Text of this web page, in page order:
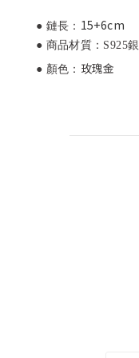
● 鏈長： 15+6cm
● 商品材質：S925銀
● 顏色： 玫瑰金